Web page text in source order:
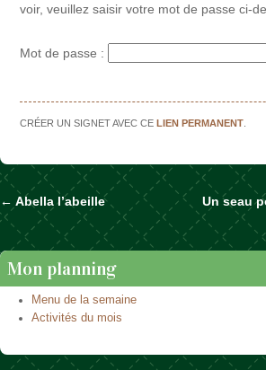
voir, veuillez saisir votre mot de passe ci-
Mot de passe :
CRÉER UN SIGNET AVEC CELIEN PERMANENT
Naviguer dans les
← Abella l’abeille
Un seau
Mon planning
Menu de la semaine
Activités du mois